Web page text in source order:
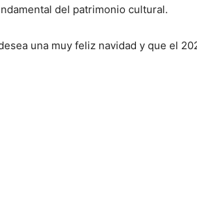
del patrimonio cultural.
una muy feliz navidad y que el